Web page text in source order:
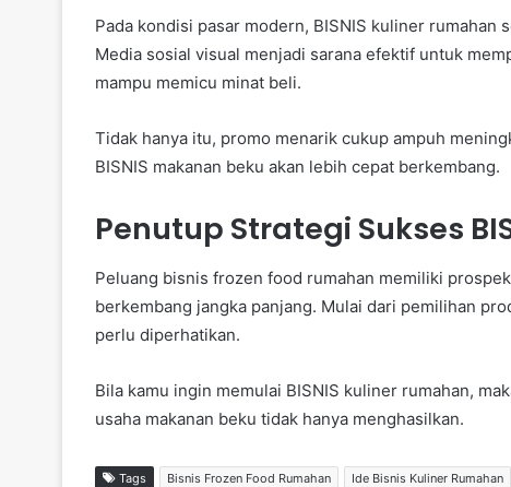
Pada kondisi pasar modern, BISNIS kuliner
Media sosial visual menjadi sarana efektif untuk
mampu memicu minat beli.
Tidak hanya itu, promo menarik cukup ampuh
BISNIS makanan beku akan lebih cepat berkembang.
Penutup Strategi Sukses
Peluang bisnis frozen food rumahan memiliki
berkembang jangka panjang. Mulai dari pemilihan
perlu diperhatikan.
Bila kamu ingin memulai BISNIS kuliner rumahan,
usaha makanan beku tidak hanya menghasilkan.
Tags Bisnis Frozen Food Rumahan Ide Bisnis Kuliner Rumahan